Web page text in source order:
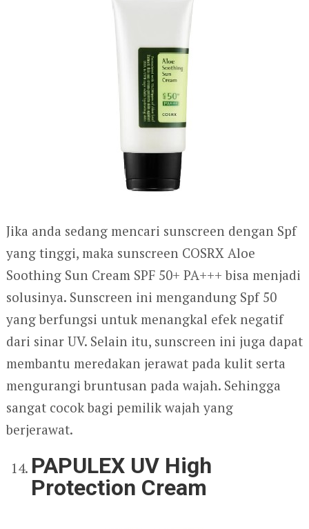
Jika anda sedang mencari sunscreen dengan Spf
yang tinggi, maka sunscreen COSRX Aloe
Soothing Sun Cream SPF 50+ PA+++ bisa menjadi
solusinya. Sunscreen ini mengandung Spf 50
yang berfungsi untuk menangkal efek negatif
dari sinar UV. Selain itu, sunscreen ini juga dapat
membantu meredakan jerawat pada kulit serta
mengurangi bruntusan pada wajah. Sehingga
sangat cocok bagi pemilik wajah yang
berjerawat.
PAPULEX UV High
Protection Cream